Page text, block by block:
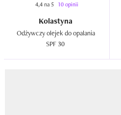
4,4 na 5 10 opinii
Kolastyna
Odżywczy olejek do opalania